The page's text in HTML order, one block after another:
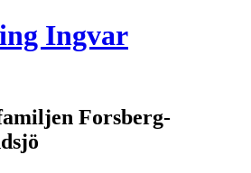
Ingvar
Forsberg-